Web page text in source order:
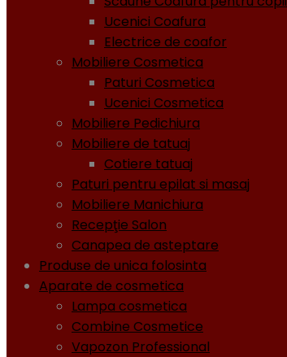
Ucenici Coafura
Electrice de coafor
Mobiliere Cosmetica
Paturi Cosmetica
Ucenici Cosmetica
Mobiliere Pedichiura
Mobiliere de tatuaj
Cotiere tatuaj
Paturi pentru epilat si masaj
Mobiliere Manichiura
Recepţie Salon
Canapea de asteptare
Produse de unica folosinta
Aparate de cosmetica
Lampa cosmetica
Combine Cosmetice
Vapozon Professional